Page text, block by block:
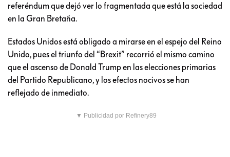
referéndum que dejó ver lo fragmentada que está la sociedad
en la Gran Bretaña.
Estados Unidos está obligado a mirarse en el espejo del Reino
Unido, pues el triunfo del “Brexit” recorrió el mismo camino
que el ascenso de Donald Trump en las elecciones primarias
del Partido Republicano, y los efectos nocivos se han
reflejado de inmediato.
▼ Publicidad por Refinery89